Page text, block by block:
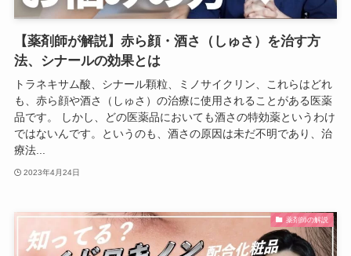
【薬剤師が解説】赤ら顔・酒さ（しゅさ）を治す方
法、シナールの効果とは
トラネキサム酸、シナール顆粒、ミノサイクリン、これらはどれ
も、赤ら顔や酒さ（しゅさ）の治療に使用されることがある医薬
品です。 しかし、どの医薬品においても酒さの特効薬というわけ
ではないんです。というのも、酒さの原因は未だ不明であり、治
療法...
2023年4月24日
薬剤師の解説